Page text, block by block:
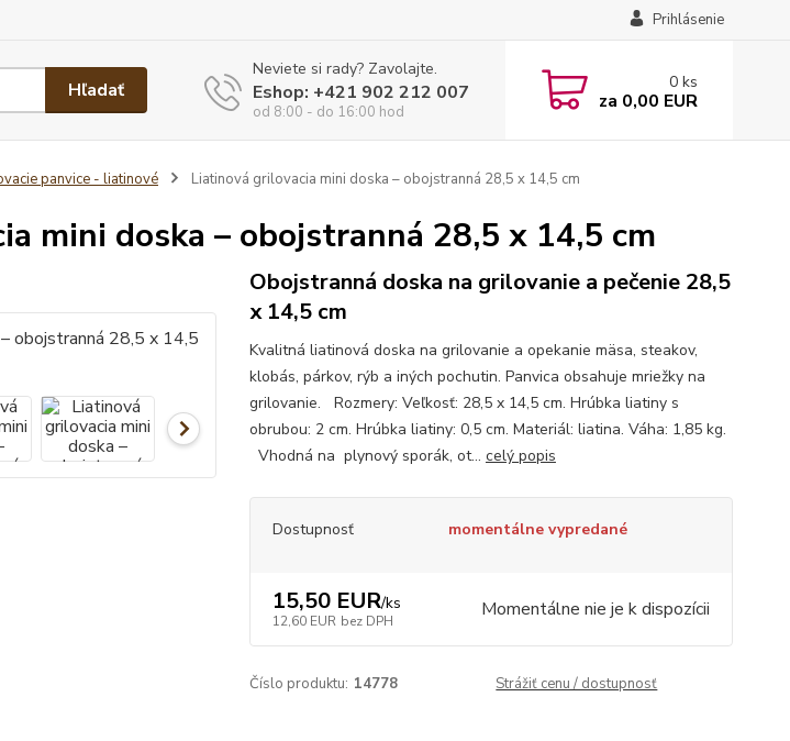
Prihlásenie
Hľadať
Neviete si rady? Zavolajte.
Eshop: +421 902 212 007
od 8:00 - do 16:00 hod
0 ks
za 0,00 EUR
panvice - liatinové Liatinová grilovacia mini doska – obojstranná 28,5 x 14,5 cm
mini doska – obojstranná 28,5 x 14,5 cm
Obojstranná doska na grilovanie a pečenie 28,5
x 14,5 cm
Kvalitná liatinová doska na grilovanie a opekanie mäsa, steakov,
klobás, párkov, rýb a iných pochutin. Panvica obsahuje mriežky na
grilovanie. Rozmery: Veľkosť: 28,5 x 14,5 cm. Hrúbka liatiny s
obrubou: 2 cm. Hrúbka liatiny: 0,5 cm. Materiál: liatina. Váha: 1,85 kg.
Vhodná na plynový sporák, ot... celý popis
Dostupnosť momentálne vypredané
15,50 EUR/ks
12,60 EUR bez DPH Momentálne nie je k dispozícii
Číslo produktu: 14778 Strážiť cenu / dostupnosť